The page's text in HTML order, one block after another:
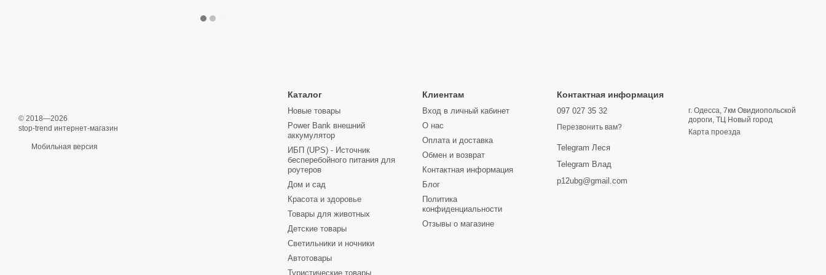
© 2018—2026
stop-trend интернет-магазин
Мобильная версия
Каталог
Новые товары
Power Bank внешний
аккумулятор
ИБП (UPS) - Источник
бесперебойного питания для
роутеров
Дом и сад
Красота и здоровье
Товары для животных
Детские товары
Светильники и ночники
Автотовары
Туристические товары
Клиентам
Вход в личный кабинет
О нас
Оплата и доставка
Обмен и возврат
Контактная информация
Блог
Политика
конфиденциальности
Отзывы о магазине
Контактная информация
097 027 35 32
Перезвонить вам?
Telegram Леся
Telegram Влад
p12ubg@gmail.com
г. Одесса, 7км Овидиопольской
дороги, ТЦ Новый город
Карта проезда